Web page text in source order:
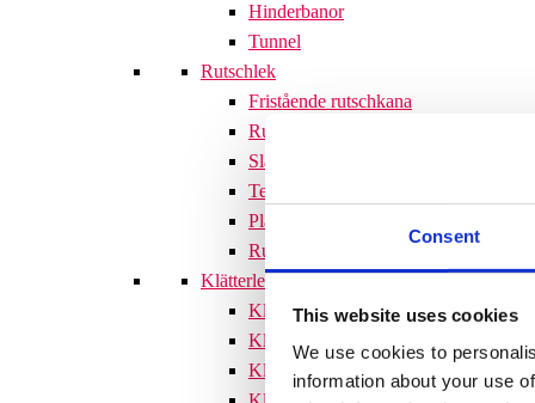
Consent
This website uses cookies
We use cookies to
information about your use
Hinderbanor
Tunnel
Rutschlek
Fristående rutschkana
Rutschkanor till lekställningar
Släntrutschkana
Terrängtrappor
Plattformar
Rutschlek tillbehör
Klätterlek
Klätterställningar
Klätterställning med rutschkana
Klätternät